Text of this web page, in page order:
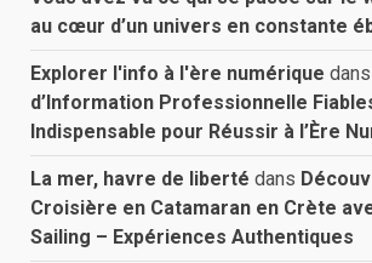
au cœur d’un univers en constante
Explorer l'info à l'ère numérique dans
d’Information Professionnelle
Indispensable pour Réussir à l’Ère
La mer, havre de liberté dans
Croisière en Catamaran en Crète
Sailing – Expériences Authentiques